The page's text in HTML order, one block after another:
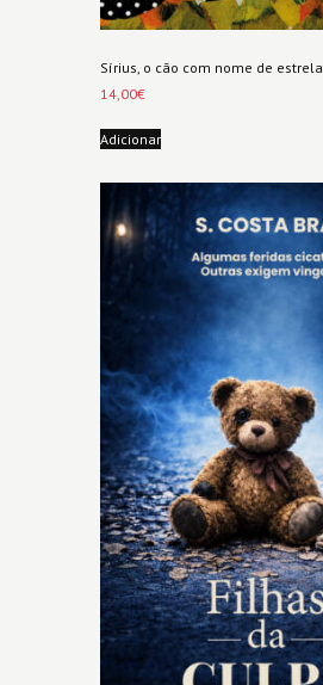
Sírius, o cão com nome de estrela
14,00€
Adicionar